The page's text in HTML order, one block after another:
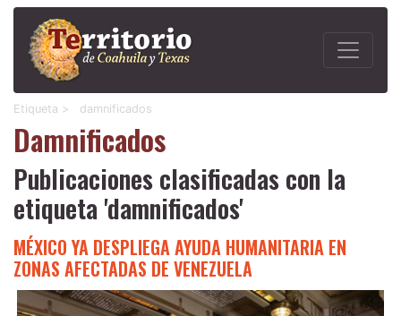
Etiqueta > damnificados
Damnificados
Publicaciones clasificadas con la
etiqueta 'damnificados'
MÉXICO YA DESPLIEGA AYUDA HUMANITARIA EN
ZONAS AFECTADAS DE VENEZUELA